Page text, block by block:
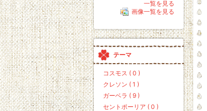
一覧を見る
画像一覧を見る
テーマ
コスモス ( 0 )
クレソン ( 1 )
ガーベラ ( 9 )
セントポーリア ( 0 )